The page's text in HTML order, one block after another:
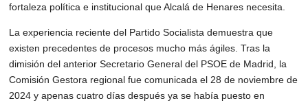
fortaleza política e institucional que Alcalá de Henares necesita.
La experiencia reciente del Partido Socialista demuestra que
existen precedentes de procesos mucho más ágiles. Tras la
dimisión del anterior Secretario General del PSOE de Madrid, la
Comisión Gestora regional fue comunicada el 28 de noviembre de
2024 y apenas cuatro días después ya se había puesto en